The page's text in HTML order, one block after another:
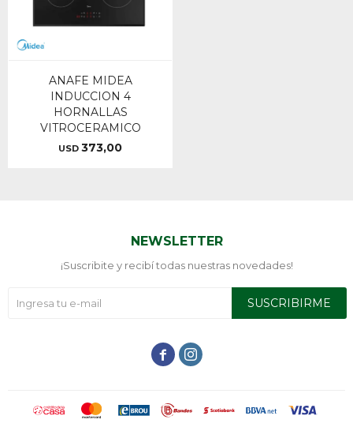
ANAFE MIDEA
INDUCCION 4
HORNALLAS
VITROCERAMICO
USD 373,00
NEWSLETTER
¡Suscribite y recibí todas nuestras novedades!
SUSCRIBIRME
 